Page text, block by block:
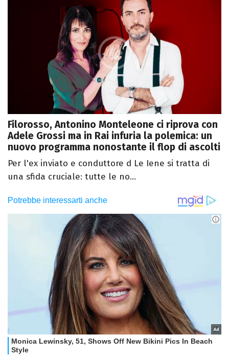
Filorosso, Antonino Monteleone ci riprova con
Adele Grossi ma in Rai infuria la polemica: un
nuovo programma nonostante il flop di ascolti
Per l'ex inviato e conduttore d Le Iene si tratta di
una sfida cruciale: tutte le no...